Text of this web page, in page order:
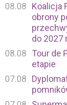
08.08
Koalicja
obrony
do 2027
08.08
Tour de
etapie
07.08